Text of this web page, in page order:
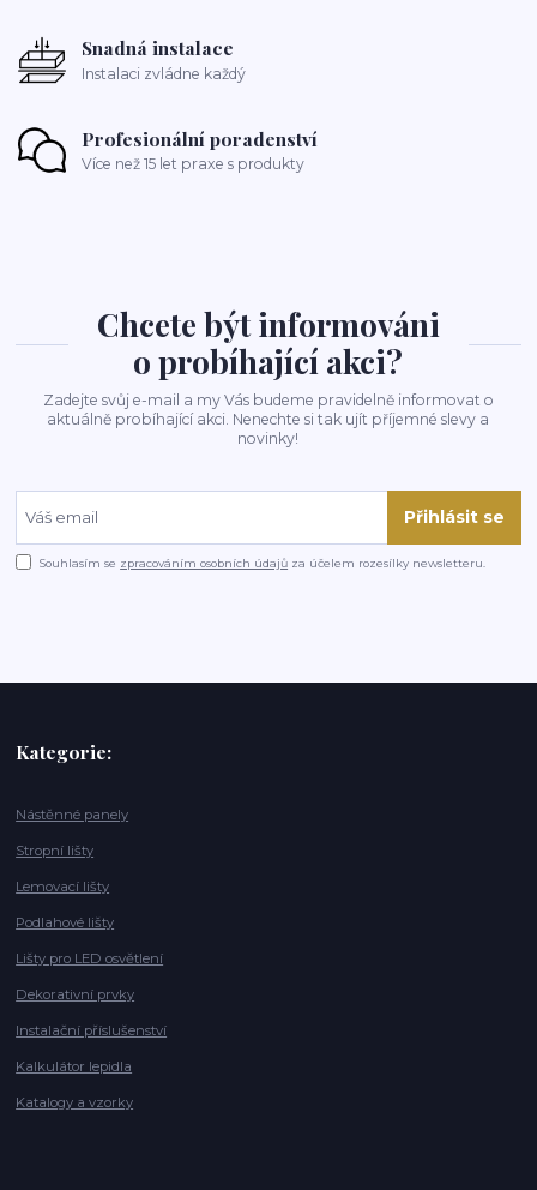
Snadná instalace
Instalaci zvládne každý
Profesionální poradenství
Více než 15 let praxe s produkty
Chcete být informováni
o probíhající akci?
Zadejte svůj e-mail a my Vás budeme pravidelně informovat o
aktuálně probíhající akci. Nenechte si tak ujít příjemné slevy a
novinky!
Přihlásit se
Souhlasím se zpracováním osobních údajů za účelem rozesílky newsletteru.
Kategorie:
Nástěnné panely
Stropní lišty
Lemovací lišty
Podlahové lišty
Lišty pro LED osvětlení
Dekorativní prvky
Instalační příslušenství
Kalkulátor lepidla
Katalogy a vzorky